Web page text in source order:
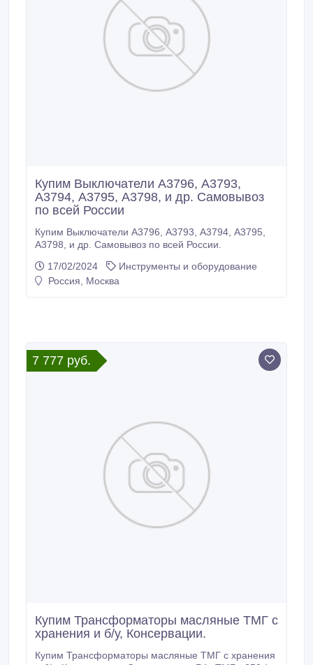
Купим Выключатели А3796, А3793,
А3794, А3795, А3798, и др. Самовывоз
по всей России
Купим Выключатели А3796, А3793, А3794, А3795,
А3798, и др. Самовывоз по всей России.
17/02/2024
Инструменты и оборудование
Россия, Москва
7 777 руб.
Купим Трансформаторы масляные ТМГ с
хранения и б/у, Консервации.
Купим Трансформаторы масляные ТМГ с хранения